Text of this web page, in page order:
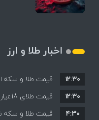
اخبار طلا و ارز
همه قیمت ها +
۱۲:۳۰
قیمت + جدول و
۱۲:۳۰
قیمت طلا و سکه شنبه 17 مرداد/
۴:۳۰